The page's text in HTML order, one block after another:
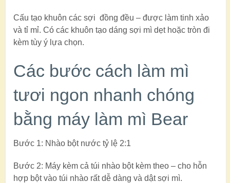
Cấu tạo khuôn các sợi đồng đều – được làm tinh xảo
và tỉ mỉ. Có các khuôn tạo dáng sợi mì dẹt hoặc tròn đi
kèm tùy ý lựa chọn.
Các bước cách làm mì
tươi ngon nhanh chóng
bằng máy làm mì Bear
Bước 1: Nhào bột nước tỷ lệ 2:1
Bước 2: Máy kèm cả túi nhào bột kèm theo – cho hỗn
hợp bột vào túi nhào rất dễ dàng và dật sợi mì.